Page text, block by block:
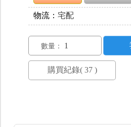
物流： 宅配
數量：